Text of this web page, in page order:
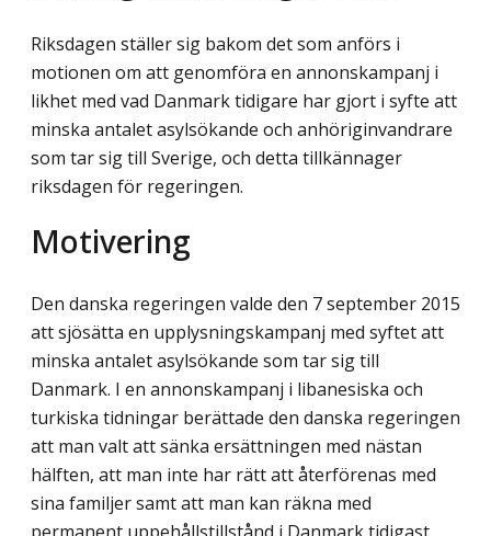
Riksdagen ställer sig bakom det som anförs i
motionen om att genomföra en annonskampanj i
likhet med vad Danmark tidigare har gjort i syfte att
minska antalet asylsökande och anhöriginvandrare
som tar sig till Sverige, och detta tillkännager
riksdagen för regeringen.
Motivering
Den danska regeringen valde den 7 september 2015
att sjösätta en upplysningskampanj med syftet att
minska antalet asylsökande som tar sig till
Danmark. I en annonskampanj i libanesiska och
turkiska tidningar berättade den danska regeringen
att man valt att sänka ersättningen med nästan
hälften, att man inte har rätt att återförenas med
sina familjer samt att man kan räkna med